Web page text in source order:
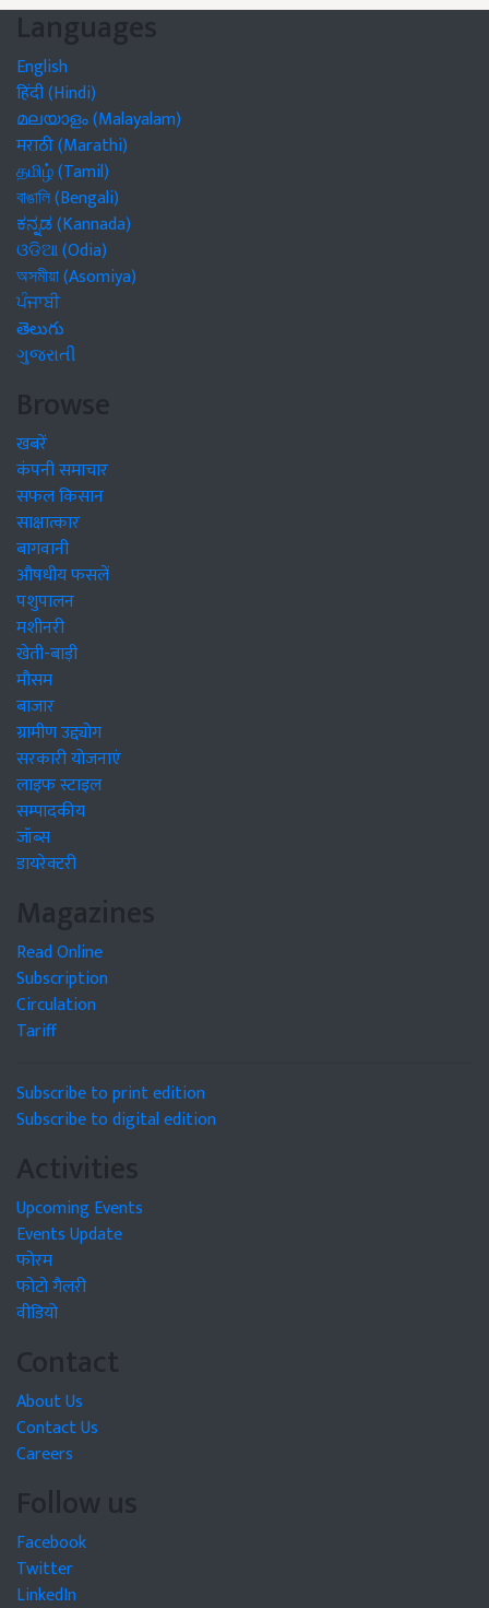
Languages
English
हिंदी (Hindi)
മലയാളം (Malayalam)
मराठी (Marathi)
தமிழ் (Tamil)
বাঙালি (Bengali)
ಕನ್ನಡ (Kannada)
ଓଡିଆ (Odia)
অসমীয়া (Asomiya)
ਪੰਜਾਬੀ
తెలుగు
ગુજરાતી
Browse
खबरें
कंपनी समाचार
सफल किसान
साक्षात्कार
बागवानी
औषधीय फसलें
पशुपालन
मशीनरी
खेती-बाड़ी
मौसम
बाजार
ग्रामीण उद्द्योग
सरकारी योजनाएं
लाइफ स्टाइल
सम्पादकीय
जॉब्स
डायरेक्टरी
Magazines
Read Online
Subscription
Circulation
Tariff
Subscribe to print edition
Subscribe to digital edition
Activities
Upcoming Events
Events Update
फोरम
फोटो गैलरी
वीडियो
Contact
About Us
Contact Us
Careers
Follow us
Facebook
Twitter
LinkedIn